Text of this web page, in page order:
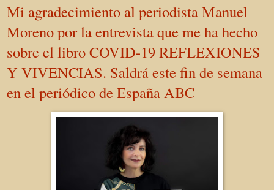
Mi agradecimiento al periodista Manuel
Moreno por la entrevista que me ha hecho
sobre el libro COVID-19 REFLEXIONES
Y VIVENCIAS. Saldrá este fin de semana
en el periódico de España ABC